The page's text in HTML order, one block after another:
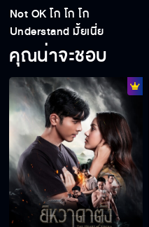
Not OK โก โก โก
Understand มั้ยเนี่ย
คุณน่าจะชอบ